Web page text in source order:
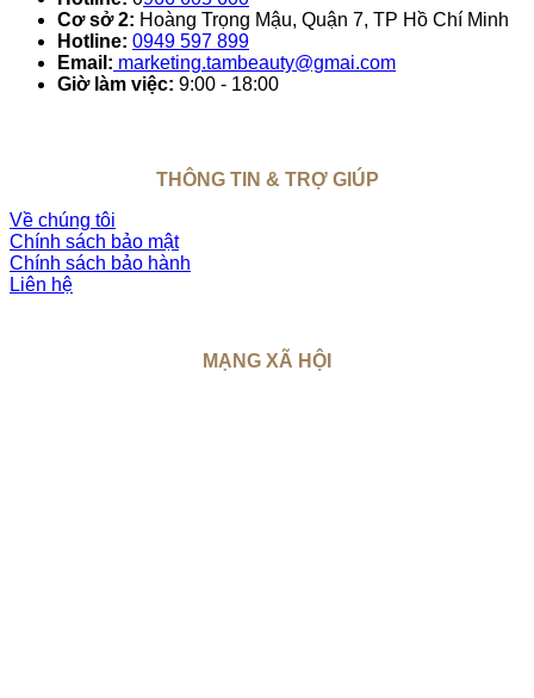
Cơ sở 2: Hoàng Trọng Mậu, Quận 7, TP Hồ Chí Minh
Hotline: 0949 597 899
Email: marketing.tambeauty@gmai.com
Giờ làm việc: 9:00 - 18:00
THÔNG TIN & TRỢ GIÚP
Về chúng tôi
Chính sách bảo mật
Chính sách bảo hành
Liên hệ
MẠNG XÃ HỘI